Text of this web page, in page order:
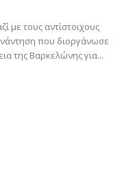
με τους αντίστοιχους
που διοργάνωσε
της Βαρκελώνης για...